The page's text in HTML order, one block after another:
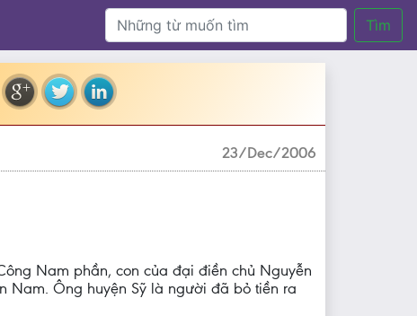
Tìm
23/Dec/2006
Nam phần, con của đại điền chủ Nguyễn
Nam. Ông huyện Sỹ là người đã bỏ tiền ra